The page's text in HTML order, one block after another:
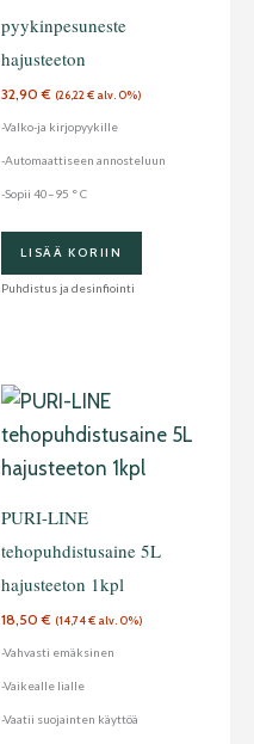
pyykinpesuneste
hajusteeton
32,90€ (26,22 € alv. 0%)
-Valko-ja kirjopyykille
-Automaattiseen annosteluun
-Sopii 40–95 ° C
LISÄÄ KORIIN
Puhdistus ja desinfiointi
PURI-LINE
tehopuhdistusaine 5L
hajusteeton 1kpl
18,50€ (14,74€ alv. 0%)
-Vahvasti emäksinen
-Vaikealle lialle
-Vaatii suojainten käyttöä